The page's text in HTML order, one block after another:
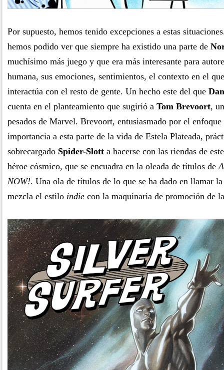
Por supuesto, hemos tenido excepciones a estas
hemos podido ver que siempre ha existido una parte de
muchísimo más juego y que era más interesante para
humana, sus emociones, sentimientos, el contexto en el
interactúa con el resto de gente. Un hecho este del que
cuenta en el planteamiento que sugirió a Tom Brevoort,
pesados de Marvel. Brevoort, entusiasmado por el
importancia a esta parte de la vida de Estela Plateada,
sobrecargado Spider-Slott a hacerse con las riendas de
héroe cósmico, que se encuadra en la oleada de títulos de
NOW!. Una ola de títulos de lo que se ha dado en llamar
mezcla el estilo indie con la maquinaria de promoción de